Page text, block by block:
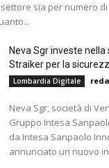
sia per numero
Neva Sgr investe
Straiker per la
Lombardia Digitale
Neva Sgr, società di
Gruppo Intesa
da Intesa Sanpaolo
annunciato un nuovo